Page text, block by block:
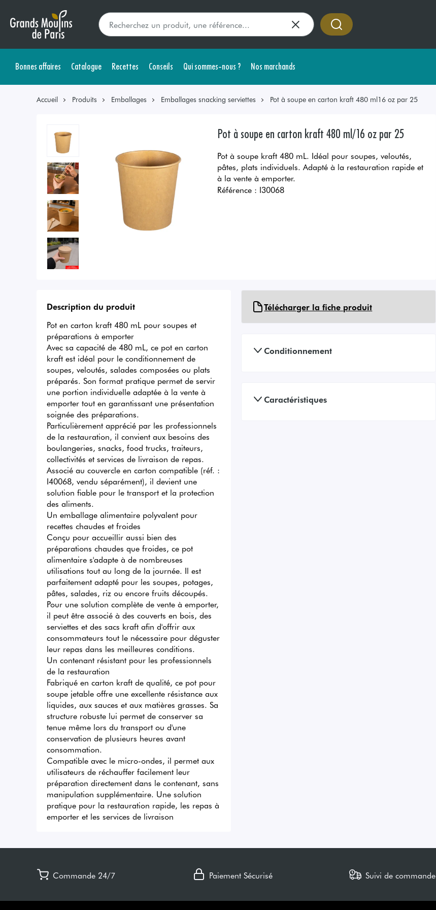
Bonnes affaires Catalogue Recettes Conseils Qui sommes-nous ? Nos marchands
Accueil Produits Emballages Emballages snacking serviettes Pot à soupe en carton kraft 480 ml16 oz par 25
Pot à soupe en carton kraft 480 ml/16 oz par 25
Pot à soupe kraft 480 mL. Idéal pour soupes, veloutés,
pâtes, plats individuels. Adapté à la restauration rapide et
à la vente à emporter.
Référence : I30068
Description du produit
Pot en carton kraft 480 mL pour soupes et
préparations à emporter
Avec sa capacité de 480 mL, ce pot en carton
kraft est idéal pour le conditionnement de
soupes, veloutés, salades composées ou plats
préparés. Son format pratique permet de servir
une portion individuelle adaptée à la vente à
emporter tout en garantissant une présentation
soignée des préparations.
Particulièrement apprécié par les professionnels
de la restauration, il convient aux besoins des
boulangeries, snacks, food trucks, traiteurs,
collectivités et services de livraison de repas.
Associé au couvercle en carton compatible (réf. :
I40068, vendu séparément), il devient une
solution fiable pour le transport et la protection
des aliments.
Un emballage alimentaire polyvalent pour
recettes chaudes et froides
Conçu pour accueillir aussi bien des
préparations chaudes que froides, ce pot
alimentaire s'adapte à de nombreuses
utilisations tout au long de la journée. Il est
parfaitement adapté pour les soupes, potages,
pâtes, salades, riz ou encore fruits découpés.
Pour une solution complète de vente à emporter,
il peut être associé à des couverts en bois, des
serviettes et des sacs kraft afin d'offrir aux
consommateurs tout le nécessaire pour déguster
leur repas dans les meilleures conditions.
Un contenant résistant pour les professionnels
de la restauration
Fabriqué en carton kraft de qualité, ce pot pour
soupe jetable offre une excellente résistance aux
liquides, aux sauces et aux matières grasses. Sa
structure robuste lui permet de conserver sa
tenue même lors du transport ou d'une
conservation de plusieurs heures avant
consommation.
Compatible avec le micro-ondes, il permet aux
utilisateurs de réchauffer facilement leur
préparation directement dans le contenant, sans
manipulation supplémentaire. Une solution
pratique pour la restauration rapide, les repas à
emporter et les services de livraison
Télécharger la fiche produit
Conditionnement
Caractéristiques
Commande 24/7 Paiement Sécurisé Suivi de commande